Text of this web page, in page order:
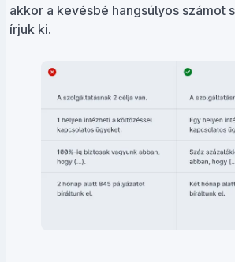
akkor a kevésbé hangsúlyos számot
írjuk ki.